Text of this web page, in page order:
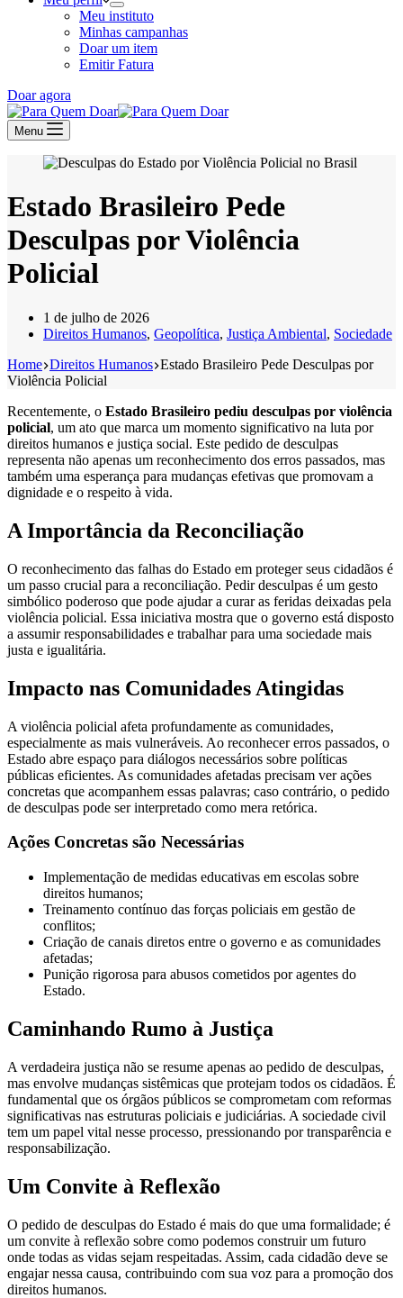
Meu instituto
Minhas campanhas
Doar um item
Emitir Fatura
Doar agora
Menu
Estado Brasileiro Pede
Desculpas por Violência
Policial
1 de julho de 2026
Direitos Humanos, Geopolítica, Justiça Ambiental, Sociedade
Home Direitos Humanos Estado Brasileiro Pede Desculpas por
Violência Policial
Recentemente, o Estado Brasileiro pediu desculpas por violência
policial, um ato que marca um momento significativo na luta por
direitos humanos e justiça social. Este pedido de desculpas
representa não apenas um reconhecimento dos erros passados, mas
também uma esperança para mudanças efetivas que promovam a
dignidade e o respeito à vida.
A Importância da Reconciliação
O reconhecimento das falhas do Estado em proteger seus cidadãos é
um passo crucial para a reconciliação. Pedir desculpas é um gesto
simbólico poderoso que pode ajudar a curar as feridas deixadas pela
violência policial. Essa iniciativa mostra que o governo está disposto
a assumir responsabilidades e trabalhar para uma sociedade mais
justa e igualitária.
Impacto nas Comunidades Atingidas
A violência policial afeta profundamente as comunidades,
especialmente as mais vulneráveis. Ao reconhecer erros passados, o
Estado abre espaço para diálogos necessários sobre políticas
públicas eficientes. As comunidades afetadas precisam ver ações
concretas que acompanhem essas palavras; caso contrário, o pedido
de desculpas pode ser interpretado como mera retórica.
Ações Concretas são Necessárias
Implementação de medidas educativas em escolas sobre
direitos humanos;
Treinamento contínuo das forças policiais em gestão de
conflitos;
Criação de canais diretos entre o governo e as comunidades
afetadas;
Punição rigorosa para abusos cometidos por agentes do
Estado.
Caminhando Rumo à Justiça
A verdadeira justiça não se resume apenas ao pedido de desculpas,
mas envolve mudanças sistêmicas que protejam todos os cidadãos. É
fundamental que os órgãos públicos se comprometam com reformas
significativas nas estruturas policiais e judiciárias. A sociedade civil
tem um papel vital nesse processo, pressionando por transparência e
responsabilização.
Um Convite à Reflexão
O pedido de desculpas do Estado é mais do que uma formalidade; é
um convite à reflexão sobre como podemos construir um futuro
onde todas as vidas sejam respeitadas. Assim, cada cidadão deve se
engajar nessa causa, contribuindo com sua voz para a promoção dos
direitos humanos.